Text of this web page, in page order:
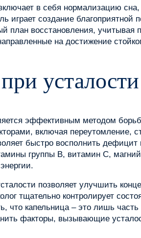
в себя нормализацию
играет создание благоприятной
план восстановления,
на достижение
усталости
эффективным методом
включая переутомление,
быстро восполнить
группы B, витамин C,
позволяет улучшить
тщательно контролирует
что капельница – это лишь
факторы, вызывающие